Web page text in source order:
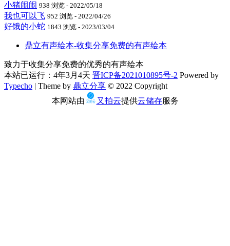
小猪闹闹 938 浏览 - 2022/05/18
我也可以飞 952 浏览 - 2022/04/26
好饿的小蛇 1843 浏览 - 2023/03/04
鼎立有声绘本-收集分享免费的有声绘本
致力于收集分享免费的优秀的有声绘本
本站已运行：4年3月4天 晋ICP备2021010895号-2 Powered by
Typecho | Theme by 鼎立分享 © 2022 Copyright
本网站由
又拍云提供云储存服务